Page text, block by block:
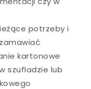
potrzeby i
kartonowe
szufladzie lub